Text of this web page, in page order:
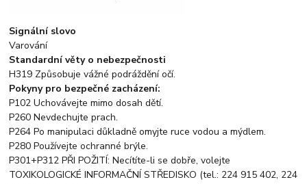
Signální slovo
Varování
Standardní věty o nebezpečnosti
H319 Způsobuje vážné podráždění očí.
Pokyny pro bezpečné zacházení:
P102 Uchovávejte mimo dosah dětí.
P260 Nevdechujte prach.
P264 Po manipulaci důkladně omyjte ruce vodou a mýdlem.
P280 Používejte ochranné brýle.
P301+P312 PŘI POŽITÍ: Necítíte-li se dobře, volejte
TOXIKOLOGICKÉ INFORMAČNÍ STŘEDISKO (tel.: 224 915 402, 224